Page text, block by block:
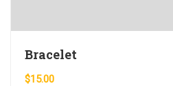
Bracelet
$15.00